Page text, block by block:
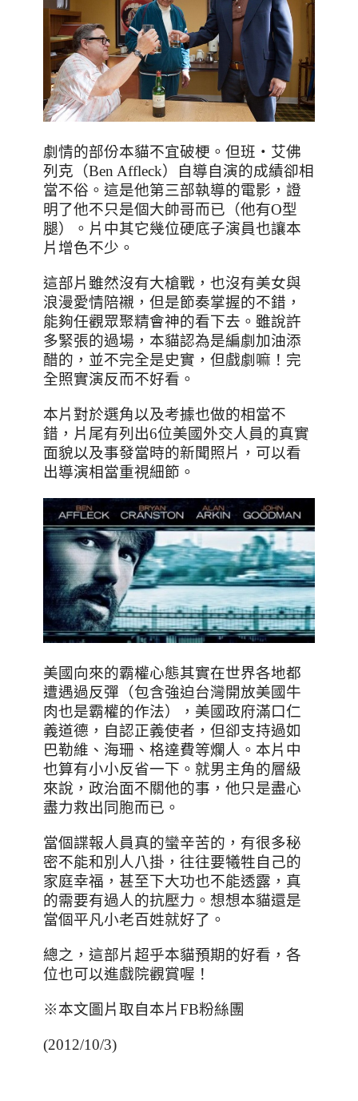
劇情的部份本貓不宜破梗。但班 ‧ 艾佛
列克 （Ben Affleck）自導自演的成績卻相
當不俗。這是他第三部執導的電影，證
明了他不只是個大帥哥而已（他有O型
腿）。片中其它幾位硬底子演員也讓本
片增色不少。
這部片雖然沒有大槍戰，也沒有美女與
浪漫愛情陪襯，但是節奏掌握的不錯，
能夠任觀眾聚精會神的看下去。雖說許
多緊張的過場，本貓認為是編劇加油添
醋的，並不完全是史實，但戲劇嘛！完
全照實演反而不好看。
本片對於選角以及考據也做的相當不
錯，片尾有列出6位美國外交人員的真實
面貌以及事發當時的新聞照片，可以看
出導演相當重視細節。
美國向來的霸權心態其實在世界各地都
遭遇過反彈 （包含強迫台灣開放美國牛
肉也是霸權的作法），美國政府滿口仁
義道德，自認正義使者，但卻支持過如
巴勒維、海珊、格達費等爛人。本片中
也算有小小反省一下。就男主角的層級
來說，政治面不關他的事，他只是盡心
盡力救出同胞而已。
當個諜報人員真的蠻辛苦的，有很多秘
密不能和別人八掛，往往要犧牲自己的
家庭幸福，甚至下大功也不能透露，真
的需要有過人的抗壓力。想想本貓還是
當個平凡小老百姓就好了。
總之 ，這部片超乎本貓預期的好看，各
位也可以進戲院觀賞喔！
※本文圖片取自本片FB粉絲團
(2012/10/3)